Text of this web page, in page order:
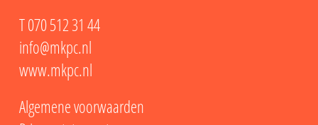
T070 512 31 44
info@mkpc.nl
www.mkpc.nl
Algemene voorwaarden